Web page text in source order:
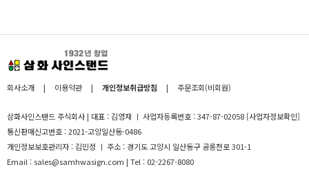
회사소개 | 이용약관 | 개인정보취급방침 | 주문조회(비회원)
삼화사인스탠드 주식회사 | 대표 : 김영재 ㅣ 사업자등록번호 : 347-87-02058 [사업자정보확인]
통신판매신고번호 : 2021-고양일산동-0486
개인정보보호관리자 : 김민정 ㅣ 주소 : 경기도 고양시 일산동구 공릉천로 301-1
Email : sales@samhwasign.com | Tel : 02-2267-8080